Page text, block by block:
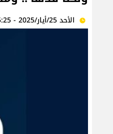
الأحد 25/أيار/2025 - 05:25 م